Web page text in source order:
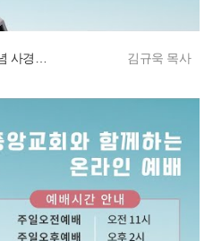
[231029] 종교개혁 506주년 기념 사경회_'새롭게 본 언약, 하나님 나라, 십자가'(3) 김규욱 목사